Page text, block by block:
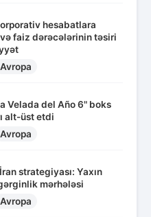
hesabatlara
faiz dərəcələrinin təsiri
Avropa
Velada del Año 6" boks
alt-üst etdi
Avropa
strategiyası: Yaxın
mərhələsi
Avropa